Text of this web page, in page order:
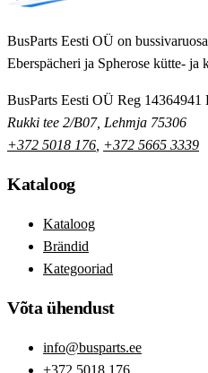
BusParts Eesti OÜ on
Eberspächeri ja Spherose kütte- ja
BusParts Eesti OÜ Reg 14364941
Rukki tee 2/B07, Lehmja 75306
+372 5018 176 +372 5665 3339
Kataloog
Kataloog
Brändid
Kategooriad
Võta ühendust
info@busparts.ee
+372 5018 176